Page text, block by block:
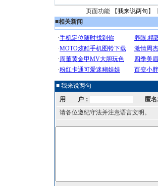
页面功能 【我来说两句 】
■相关新闻
■ 我来说两句
用 户：
匿名
请各位遵纪守法并注意语言文明。